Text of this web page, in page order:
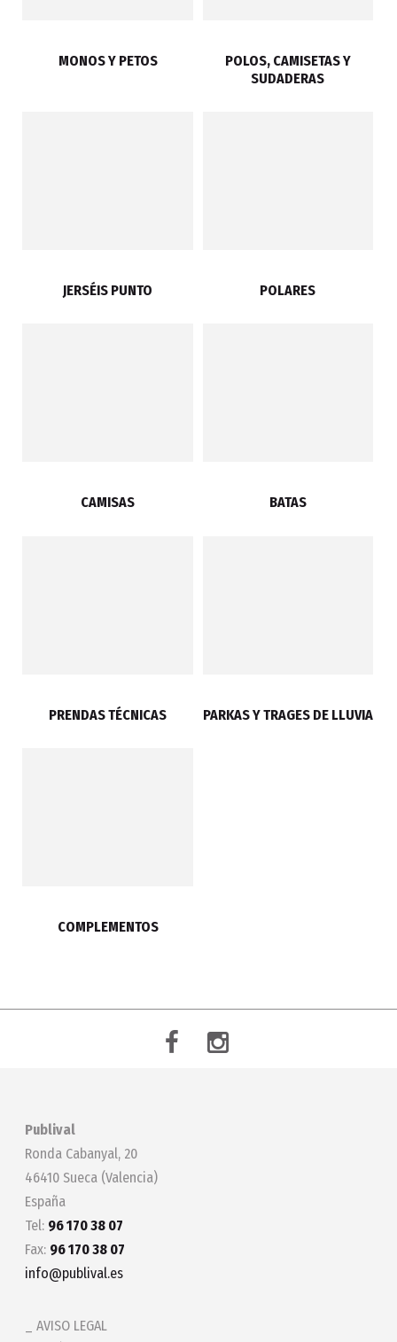
MONOS Y PETOS
POLOS, CAMISETAS Y
SUDADERAS
JERSÉIS PUNTO POLARES
CAMISAS BATAS
PRENDAS TÉCNICAS PARKAS Y TRAGES DE LLUVIA
COMPLEMENTOS
Publival
Ronda Cabanyal, 20
46410 Sueca (Valencia)
España
Tel: 96 170 38 07
Fax: 96 170 38 07
info@publival.es
AVISO LEGAL